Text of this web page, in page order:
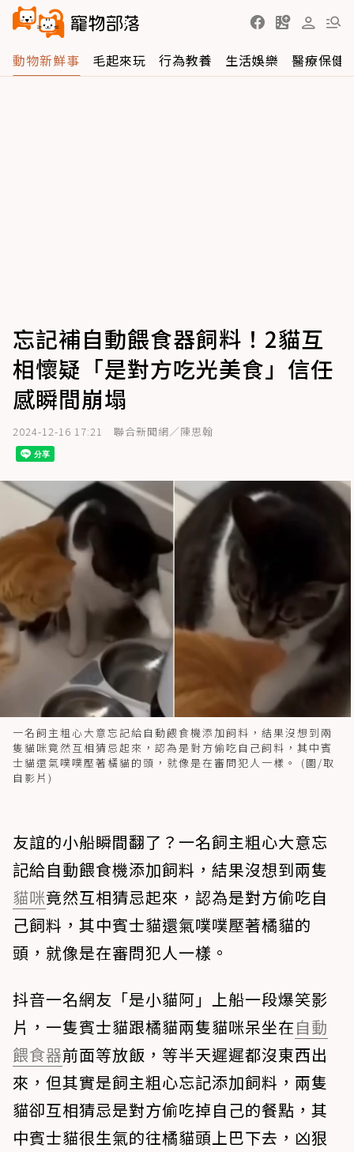
動物新鮮事 毛起來玩 行為教養 生活娛樂 醫療保健
忘記補自動餵食器飼料！2貓互
相懷疑「是對方吃光美食」信任
感瞬間崩塌
2024-12-16 17:21 聯合新聞網／陳思翰
一名飼主粗心大意忘記給自動餵食機添加飼料，結果沒想到兩
隻貓咪竟然互相猜忌起來，認為是對方偷吃自己飼料，其中賓
士貓還氣噗噗壓著橘貓的頭，就像是在審問犯人一樣。 (圖/取
自影片)
友誼的小船瞬間翻了？一名飼主粗心大意忘
記給自動餵食機添加飼料，結果沒想到兩隻
貓咪竟然互相猜忌起來，認為是對方偷吃自
己飼料，其中賓士貓還氣噗噗壓著橘貓的
頭，就像是在審問犯人一樣。
抖音一名網友「是小貓阿」上船一段爆笑影
片，一隻賓士貓跟橘貓兩隻貓咪呆坐在自動
餵食器前面等放飯，等半天遲遲都沒東西出
來，但其實是飼主粗心忘記添加飼料，兩隻
貓卻互相猜忌是對方偷吃掉自己的餐點，其
中賓士貓很生氣的往橘貓頭上巴下去，凶狠